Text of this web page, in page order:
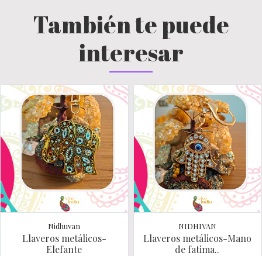
También te puede
interesar
Nidhuvan
Llaveros metálicos-
Elefante
NIDHIVAN
Llaveros metálicos-Mano
de fatima..